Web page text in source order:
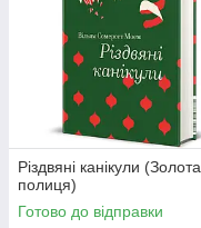
Різдвяні канікули (Золота
полиця)
Готово до відправки